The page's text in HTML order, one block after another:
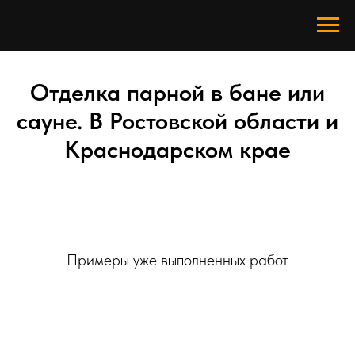
Отделка парной в бане или
сауне. В Ростовской области и
Краснодарском крае
Примеры уже выполненных работ